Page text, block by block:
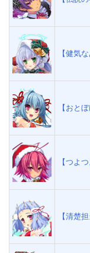
【健気
【おと
【つよ
【清楚